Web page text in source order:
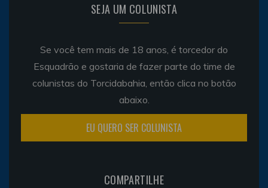
SEJA UM COLUNISTA
Se você tem mais de 18 anos, é torcedor do
Esquadrão e gostaria de fazer parte do time de
colunistas do Torcidabahia, então clica no botão
abaixo.
EU QUERO SER COLUNISTA
COMPARTILHE